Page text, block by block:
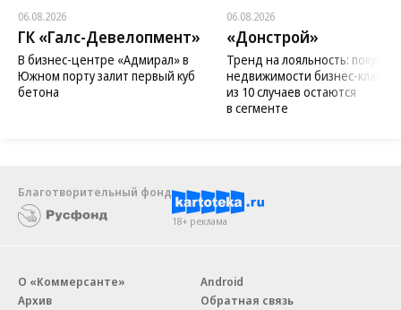
06.08.2026
ГК «Галс-Девелопмент»
В бизнес-центре «Адмирал» в
Южном порту залит первый куб
бетона
06.08.2026
«Донстрой»
Тренд на лояльность:
недвижимости бизнес-класса
из 10 случаев остаются
в сегменте
Благотворительный фонд
18+ реклама
О «Коммерсанте»
Архив
Android
Обратная связь